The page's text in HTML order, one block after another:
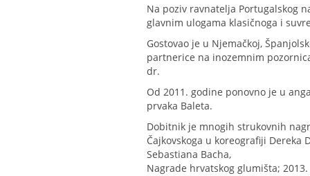
Na poziv ravnatelja Portugalskog
glavnim ulogama klasičnoga i
Gostovao je u Njemačkoj,
partnerice na inozemnim
dr.
Od 2011. godine ponovno je u
prvaka Baleta.
Dobitnik je mnogih strukovnih
Čajkovskoga u koreografiji
Sebastiana Bacha,
Nagrade hrvatskog glumišta;